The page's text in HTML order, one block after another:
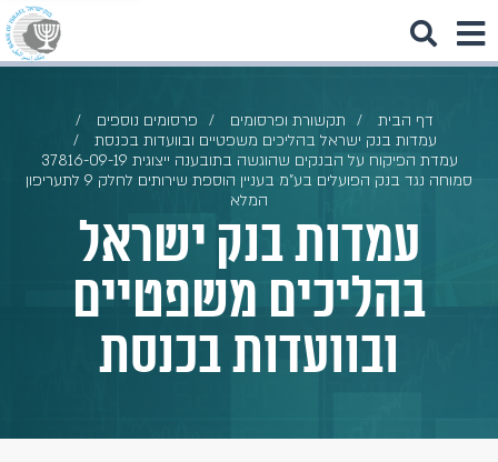
דף הבית תקשורת ופרסומים
פרסומים נוספים
עמדות בנק ישראל בהליכים משפטיים ובוועדות בכנסת
עמדת הפיקוח על הבנקים שהוגשה בתובענה ייצוגית 37816-09-19
סמוחה נגד בנק הפועלים בע"מ בעניין הוספת שירותים לחלק 9 לתעריפון
המלא
עמדות בנק ישראל
בהליכים משפטיים
ובוועדות בכנסת